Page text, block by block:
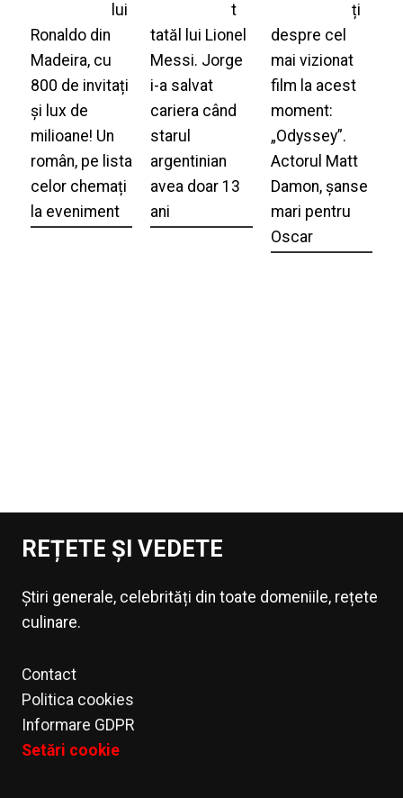
lui
Ronaldo din
Madeira, cu
800 de invitați
și lux de
milioane! Un
român, pe lista
celor chemați
la eveniment
t
tatăl lui Lionel
Messi. Jorge
i-a salvat
cariera când
starul
argentinian
avea doar 13
ani
ți
despre cel
mai vizionat
film la acest
moment:
„Odyssey”.
Actorul Matt
Damon, șanse
mari pentru
Oscar
REȚETE ȘI VEDETE
Știri generale, celebrități din toate domeniile, rețete
culinare.
Contact
Politica cookies
Informare GDPR
Setări cookie